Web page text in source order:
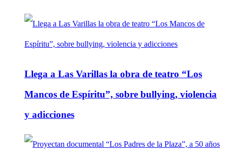
Llega a Las Varillas la obra de teatro “Los
Mancos de Espíritu”, sobre bullying, violencia
y adicciones